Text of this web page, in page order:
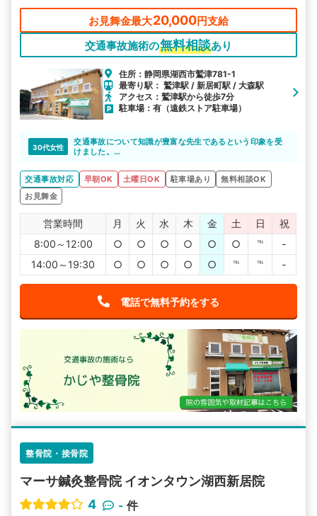
お見舞金最大20,000円支給
交通事故施術の無料相談あり
住所：静岡県湖西市鷲津781-1
最寄り駅： 鷲津駅 / 新居町駅 / 大森駅
アクセス：鷲津駅から徒歩7分
駐車場：有（遠鉄ストア駐車場）
30代女性
交通事故について知識が豊富な先生であるという印象を受
けました。
してくださったので安心出来ました。
交通事故対応 早朝OK 土曜日OK 駐車場あり
無料相談OK
お見舞金
営業時間 月 火 水 木 金 土 日
祝
8:00～12:00
○ ○ ○ ○ ○ ○ ℡
-
14:00～19:30
○ ○ ○ ○ ○ ℡ ℡ -
電話で無料予約をする
整骨院・接骨院
マーサ鍼灸整骨院 イオンタウン湖西新居院
4
- 件